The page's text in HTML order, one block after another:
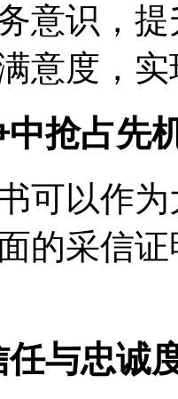
意识，
意度，
抢占先
可以作
的采信
与忠诚